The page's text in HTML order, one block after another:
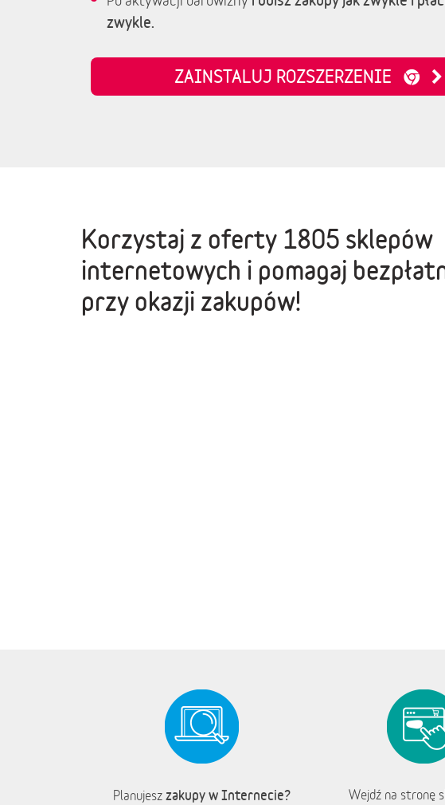
zwykle.
ZAINSTALUJ ROZSZERZENIE
Korzystaj z oferty 1805 sklepów
internetowych i pomagaj
przy okazji zakupów!
Planujesz zakupy w Internecie?
Wejdź na stronę